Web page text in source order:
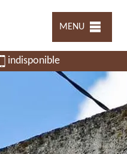
MENU
indisponible